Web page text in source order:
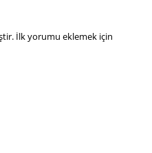
İlk yorumu eklemek için